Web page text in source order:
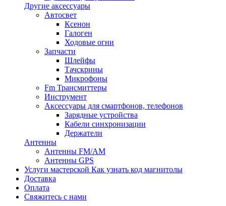
Другие аксессуары
Автосвет
Ксенон
Галоген
Ходовые огни
Запчасти
Шлейфы
Тачскрины
Микрофоны
Fm Трансмиттеры
Инструмент
Аксессуары для смартфонов, телефонов
Зарядные устройства
Кабели синхронизации
Держатели
Антенны
Антенны FM/AM
Антенны GPS
Услуги мастерской Как узнать код магнитолы
Доставка
Оплата
Свяжитесь с нами